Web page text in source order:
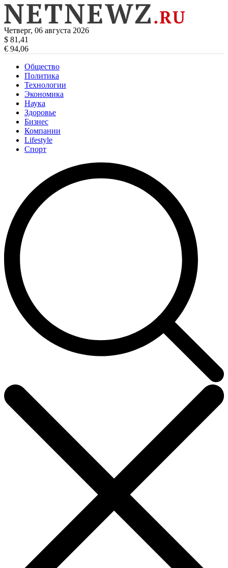
Четверг, 06 августа 2026
$ 81,41
€ 94,06
Общество
Политика
Технологии
Экономика
Наука
Здоровье
Бизнес
Компании
Lifestyle
Спорт